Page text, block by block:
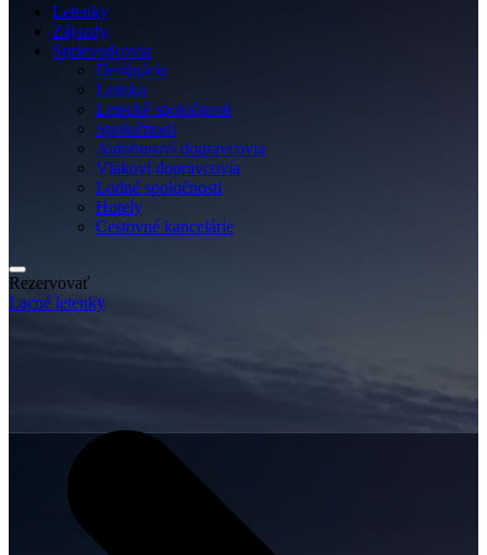
Letenky
Zájazdy
Sprievodcovia
Destinácie
Letisko
Letecké spoločnosti
Spoločnosti
Autobusoví dopravcovia
Vlakoví dopravcovia
Lodné spoločnosti
Hotely
Cestovné kancelárie
Rezervovať
Lacné letenky